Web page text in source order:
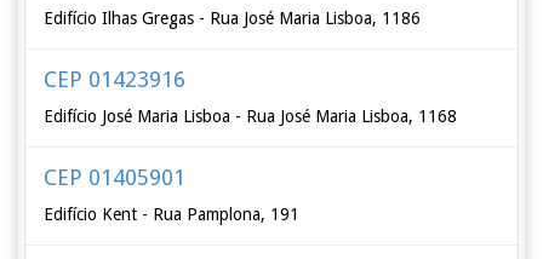
Edifício Ilhas Gregas - Rua José Maria Lisboa, 1186
CEP 01423916
Edifício José Maria Lisboa - Rua José Maria Lisboa, 1168
CEP 01405901
Edifício Kent - Rua Pamplona, 191